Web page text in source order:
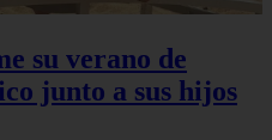
su verano de
junto a sus hijos